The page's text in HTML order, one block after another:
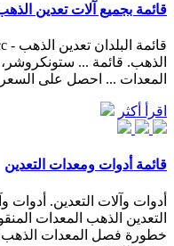
قائمة بجميع آلات تعدين
الذهب. قائمة ...
المعدات ... احصل على السعر.
اقرأ أكثر
قائمة أدوات ومعدات التعدين
أدوات وآلات التعدين.
التعدين الذهب المعدات
خطورة فصل المعدات الذهب